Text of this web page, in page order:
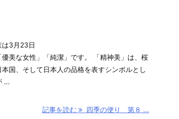
3月23日
美な女性」「純潔」です。 「精神美」は、桜
国、そして日本人の品格を表すシンボルとし
...
記事を読む 四季の便り 第８ ...